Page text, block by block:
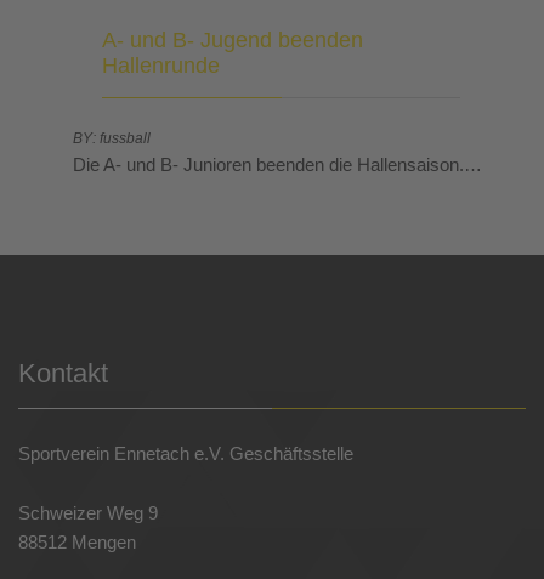
A- und B- Jugend beenden
Hallenrunde
BY: fussball
Die A- und B- Junioren beenden die Hallensaison.…
Kontakt
Sportverein Ennetach e.V. Geschäftsstelle
Schweizer Weg 9
88512 Mengen